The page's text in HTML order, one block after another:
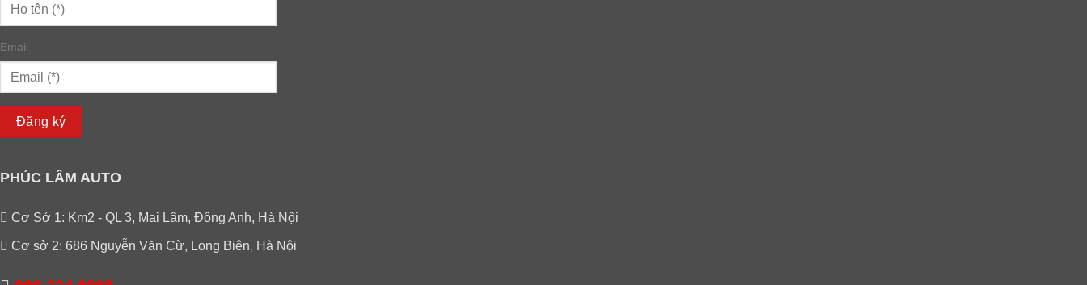
Email
Đăng ký
PHÚC LÂM AUTO
Cơ Sở 1: Km2 - QL 3, Mai Lâm, Đông Anh, Hà Nội
Cơ sở 2: 686 Nguyễn Văn Cừ, Long Biên, Hà Nội